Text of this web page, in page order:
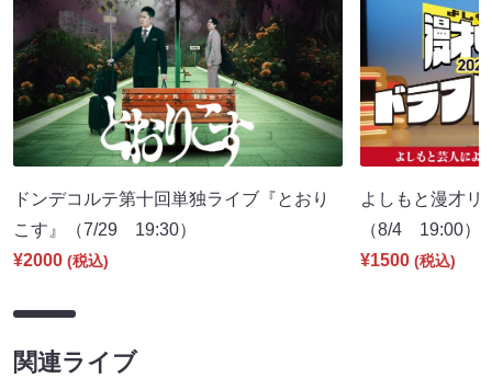
ドンデコルテ第十回単独ライブ『とおり
こす』（7/29 19:30）
¥2000 (税込)
よしもと漫才リ
（8/4 19:00）
¥1500 (税込)
関連ライブ